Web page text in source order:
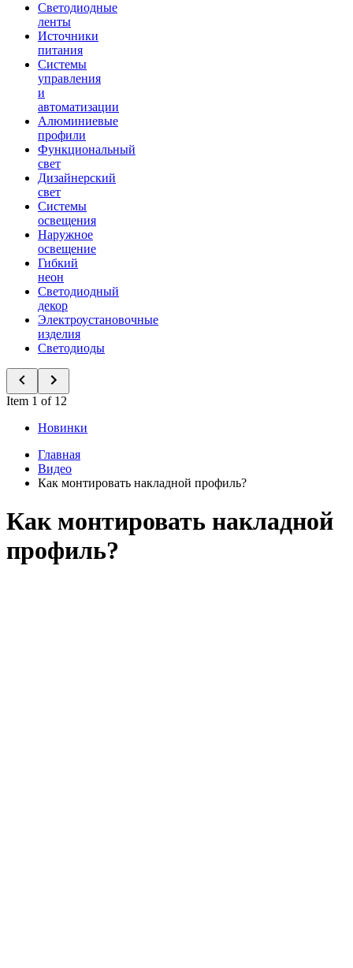
Светодиодные
ленты
Источники
питания
Системы
управления
и
автоматизации
Алюминиевые
профили
Функциональный
свет
Дизайнерский
свет
Системы
освещения
Наружное
освещение
Гибкий
неон
Светодиодный
декор
Электроустановочные
изделия
Светодиоды
Item 1 of 12
Новинки
Главная
Видео
Как монтировать накладной профиль?
Как монтировать накладной
профиль?